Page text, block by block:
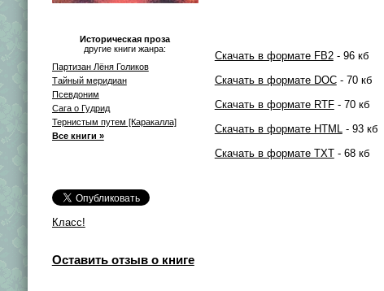
Историческая проза
другие книги жанра:
Партизан Лёня Голиков
Тайный меридиан
Псевдоним
Сага о Гудрид
Тернистым путем [Каракалла]
Все книги »
Класс!
Скачать в формате FB2- 96 кб
Скачать в формате DOC- 70 кб
Скачать в формате RTF- 70 кб
Скачать в формате HTML- 93 кб
Скачать в формате TXT- 68 кб
Оставить отзыв о книге